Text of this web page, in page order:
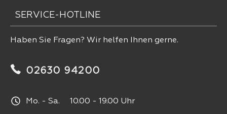
SERVICE-HOTLINE
Haben Sie Fragen? Wir helfen Ihnen gerne.
02630 94200
Mo. - Sa. 10.00 - 19.00 Uhr